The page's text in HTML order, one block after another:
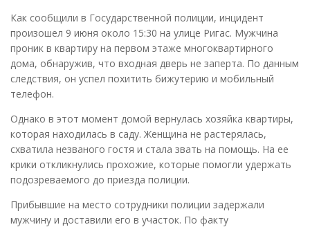
Как сообщили в Государственной полиции, инцидент
произошел 9 июня около 15:30 на улице Ригас. Мужчина
проник в квартиру на первом этаже многоквартирного
дома, обнаружив, что входная дверь не заперта. По данным
следствия, он успел похитить бижутерию и мобильный
телефон.
Однако в этот момент домой вернулась хозяйка квартиры,
которая находилась в саду. Женщина не растерялась,
схватила незваного гостя и стала звать на помощь. На ее
крики откликнулись прохожие, которые помогли удержать
подозреваемого до приезда полиции.
Прибывшие на место сотрудники полиции задержали
мужчину и доставили его в участок. По факту